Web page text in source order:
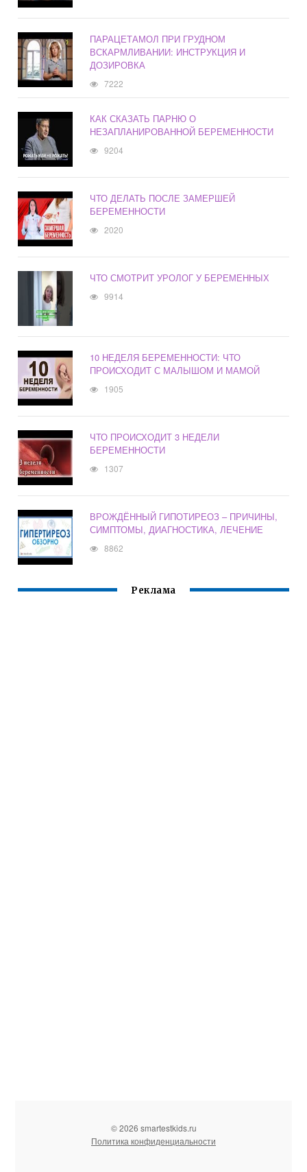
ПАРАЦЕТАМОЛ ПРИ ГРУДНОМ
ВСКАРМЛИВАНИИ: ИНСТРУКЦИЯ И
ДОЗИРОВКА
7222
КАК СКАЗАТЬ ПАРНЮ О
НЕЗАПЛАНИРОВАННОЙ БЕРЕМЕННОСТИ
9204
ЧТО ДЕЛАТЬ ПОСЛЕ ЗАМЕРШЕЙ
БЕРЕМЕННОСТИ
2020
ЧТО СМОТРИТ УРОЛОГ У БЕРЕМЕННЫХ
9914
10 НЕДЕЛЯ БЕРЕМЕННОСТИ: ЧТО
ПРОИСХОДИТ С МАЛЫШОМ И МАМОЙ
1905
ЧТО ПРОИСХОДИТ 3 НЕДЕЛИ
БЕРЕМЕННОСТИ
1307
ВРОЖДЁННЫЙ ГИПОТИРЕОЗ – ПРИЧИНЫ,
СИМПТОМЫ, ДИАГНОСТИКА, ЛЕЧЕНИЕ
8862
Реклама
© 2026 smartestkids.ru
Политика конфиденциальности